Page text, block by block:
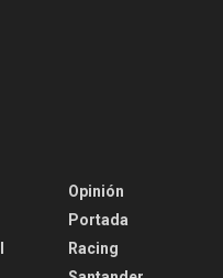
Opinión
Portada
Racing